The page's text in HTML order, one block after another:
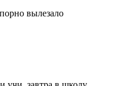
вылезало